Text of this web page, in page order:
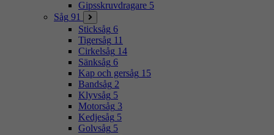
Gipsskruvdragare 5
Såg 91
Sticksåg 6
Tigersåg 11
Cirkelsåg 14
Sänksåg 6
Kap och gersåg 15
Bandsåg 2
Klyvsåg 5
Motorsåg 3
Kedjesåg 5
Golvsåg 5